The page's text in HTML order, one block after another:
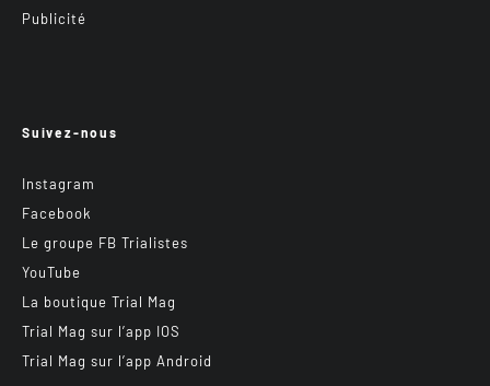
Publicité
Suivez-nous
Instagram
Facebook
Le groupe FB Trialistes
YouTube
La boutique Trial Mag
Trial Mag sur l’app IOS
Trial Mag sur l’app Android